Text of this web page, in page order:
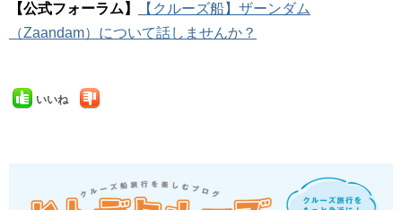
【公式フォーラム】
【クルーズ船】ザーンダム
（Zaandam）について話しませんか？
いいね